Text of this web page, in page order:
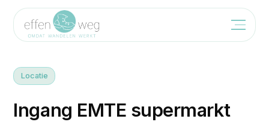
Locatie
Ingang EMTE supermarkt